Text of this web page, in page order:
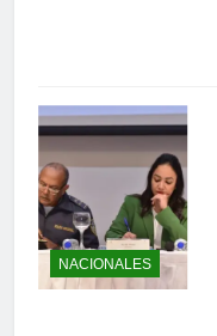
NACIONALES